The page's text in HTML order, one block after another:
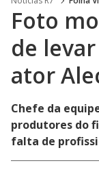
Foto
de
ator
Chefe da
produtores do
falta de